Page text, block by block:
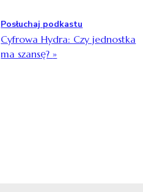
Posłuchaj podkastu
Cyfrowa Hydra: Czy jednostka
ma szansę?»